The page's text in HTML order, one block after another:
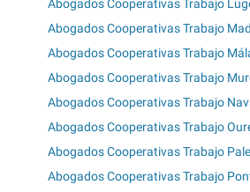
Abogados Cooperativas Trabajo
Abogados Cooperativas Trabajo
Abogados Cooperativas Trabajo
Abogados Cooperativas Trabajo
Abogados Cooperativas Trabajo
Abogados Cooperativas Trabajo
Abogados Cooperativas Trabajo
Abogados Cooperativas Trabajo